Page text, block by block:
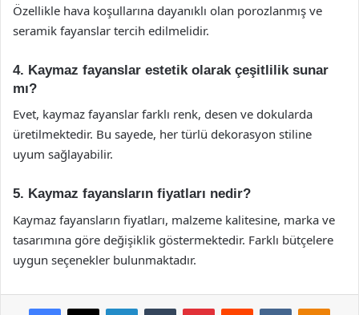
Özellikle hava koşullarına dayanıklı olan porozlanmış ve
seramik fayanslar tercih edilmelidir.
4. Kaymaz fayanslar estetik olarak çeşitlilik sunar
mı?
Evet, kaymaz fayanslar farklı renk, desen ve dokularda
üretilmektedir. Bu sayede, her türlü dekorasyon stiline
uyum sağlayabilir.
5. Kaymaz fayansların fiyatları nedir?
Kaymaz fayansların fiyatları, malzeme kalitesine, marka ve
tasarımına göre değişiklik göstermektedir. Farklı bütçelere
uygun seçenekler bulunmaktadır.
Facebook
X LinkedInTumblr PinterestReddit VKontakte